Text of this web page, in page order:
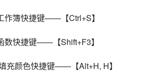
作簿快捷键——【Ctrl+S】
数快捷键——【Shift+F3】
充颜色快捷键——【Alt+H, H】